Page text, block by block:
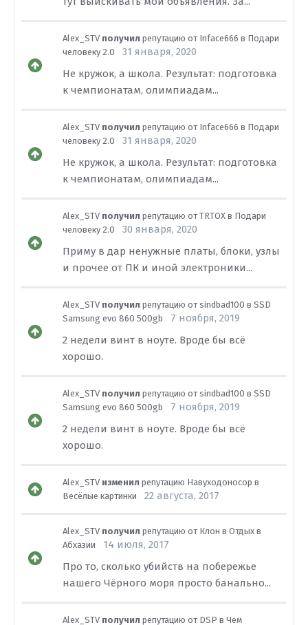
Alex_STV получил репутацию от Inface666 в Подари
человеку 2.0
31 января, 2020
Не кружок, а школа. Результат: подготовка
к чемпионатам, олимпиадам...
Alex_STV получил репутацию от Inface666 в Подари
человеку 2.0
31 января, 2020
Не кружок, а школа. Результат: подготовка
к чемпионатам, олимпиадам...
Alex_STV получил репутацию отTRTOX в Подари
человеку 2.0
30 января, 2020
Приму в дар ненужные платы, блоки, узлы
и прочее от ПК и иной электроники...
Alex_STV получил репутацию отsindbad100 в SSD
Samsung evo 860 500gb
7 ноября, 2019
2 недели винт в ноуте. Вроде бы всё
хорошо.
Alex_STV получил репутацию отsindbad100 в SSD
Samsung evo 860 500gb
7 ноября, 2019
2 недели винт в ноуте. Вроде бы всё
хорошо.
Alex_STV изменил репутацию Навуходоносор в
Весёлые картинки
22 августа, 2017
Alex_STV получил репутацию от Клон в Отдых в
Абхазии
14 июля, 2017
Про то, сколько убийств на побережье
нашего Чёрного моря просто банально...
Alex_STV получил репутацию от DSP в Чем